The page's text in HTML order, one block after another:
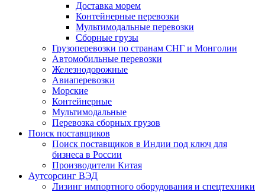
Доставка морем
Контейнерные перевозки
Мультимодальные перевозки
Сборные грузы
Грузоперевозки по странам СНГ и Монголии
Автомобильные перевозки
Железнодорожные
Авиаперевозки
Морские
Контейнерные
Мультимодальные
Перевозка сборных грузов
Поиск поставщиков
Поиск поставщиков в Индии под ключ для
бизнеса в России
Производители Китая
Аутсорсинг ВЭД
Лизинг импортного оборудования и спецтехники